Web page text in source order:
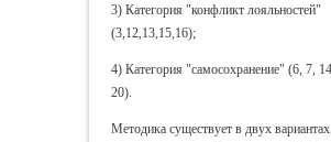
3) Категория "конфликт лояльностей"
(3,12,13,15,16);
4) Категория "самосохранение" (6, 7,
20).
Методика существует в двух